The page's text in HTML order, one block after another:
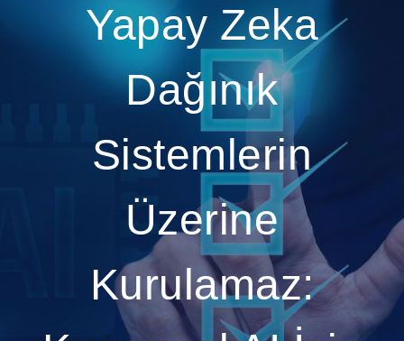
Yapay Zeka
Dağınık
Sistemlerin
Üzerine
Kurulamaz: